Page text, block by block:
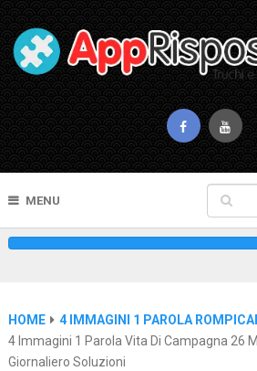
MENU
HOME
4 IMMAGINI 1 PAROLA
4 Immagini 1 Parola Vita Di Campagna 26
Giornaliero Soluzioni